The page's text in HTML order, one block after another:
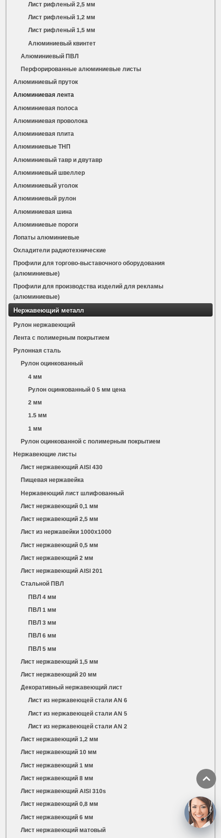
Лист рифленый 2,5 мм
Лист рифленый 1,2 мм
Лист рифленый 1,5 мм
Алюминиевый квинтет
Алюминиевый ПВЛ
Перфорированные алюминиевые листы
Алюминиевый пруток
Алюминиевая лента
Алюминиевая полоса
Алюминиевая проволока
Алюминиевая плита
Алюминиевые ТНП
Алюминиевый тавр и двутавр
Алюминиевый швеллер
Алюминиевый уголок
Алюминиевый рулон
Алюминиевая шина
Алюминиевые пороги
Лопаты алюминиевые
Охладители радиотехнические
Профили для торгово-выставочного оборудования
(алюминиевые)
Профили для производства изделий для рекламы
(алюминиевые)
Нержавеющий металл
Рулон нержавеющий
Лента с полимерным покрытием
Рулонная сталь
Рулон оцинкованный
4 мм
Рулон оцинкованный 0 5 мм цена
2 мм
1.5 мм
1 мм
Рулон оцинкованной с полимерным покрытием
Нержавеющие листы
Лист нержавеющий AISI 430
Пищевая нержавейка
Нержавеющий лист шлифованный
Лист нержавеющий 0,1 мм
Лист нержавеющий 2,5 мм
Лист из нержавейки 1000х1000
Лист нержавеющий 0,5 мм
Лист нержавеющий 2 мм
Лист нержавеющий AISI 201
Стальной ПВЛ
ПВЛ 4 мм
ПВЛ 1 мм
ПВЛ 3 мм
ПВЛ 6 мм
ПВЛ 5 мм
Лист нержавеющий 1,5 мм
Лист нержавеющий 20 мм
Декоративный нержавеющий лист
Лист из нержавеющей стали AN 6
Лист из нержавеющей стали AN 5
Лист из нержавеющей стали AN 2
Лист нержавеющий 1,2 мм
Лист нержавеющий 10 мм
Лист нержавеющий 1 мм
Лист нержавеющий 8 мм
Лист нержавеющий AISI 310s
Лист нержавеющий 0,8 мм
Лист нержавеющий 6 мм
Лист нержавеющий матовый